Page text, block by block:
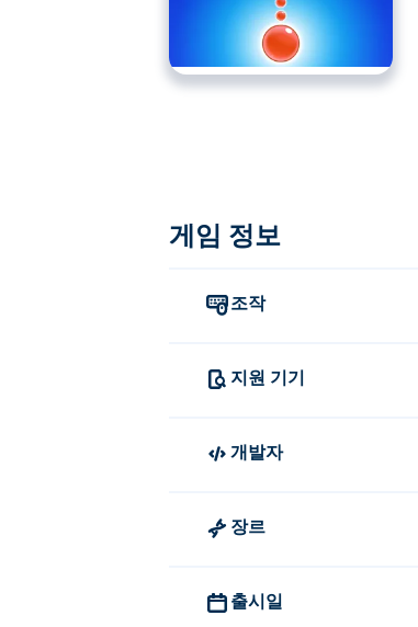
Bubble Shooter을(를) 플레이할
게임 정보
조작
지원 기기
개발자
장르
출시일